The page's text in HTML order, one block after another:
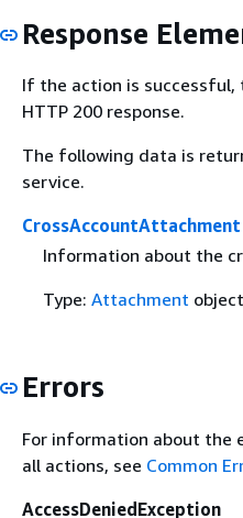
Response
If the action is successful,
HTTP 200 response.
The following data is
service.
CrossAccountAttachment
Information about the
Type: Attachment object
Errors
For information about the
all actions, see Common
AccessDeniedException